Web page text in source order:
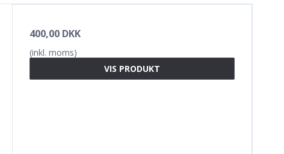
400,00 DKK
(inkl. moms)
VIS PRODUKT